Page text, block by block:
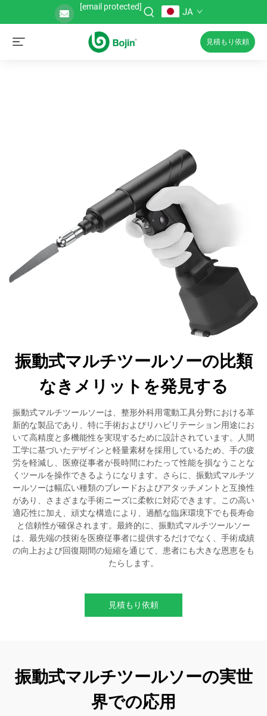
[email protected] JA
見積もり依頼
振動式マルチツールソーの比類
なきメリットを発見する
振動式マルチツールソーは、整形外科用電動工具分野における革
新的な製品であり、特に手術およびリハビリテーション用途にお
いて高精度と多機能性を実現するために設計されています。人間
工学に基づいたデザインと軽量素材を採用しているため、手の疲
労を軽減し、医療従事者が長時間にわたって性能を損なうことな
くツールを操作できるようになります。さらに、振動式マルチツ
ールソーは幅広い種類のブレードおよびアタッチメントと互換性
があり、さまざまな手術ニーズに柔軟に対応できます。この高い
適応性に加え、頑丈な構造により、過酷な臨床環境下でも長寿命
と信頼性が確保されます。最終的に、振動式マルチツールソー
は、最先端の技術を医療従事者に提供するだけでなく、手術成績
の向上および回復期間の短縮を通じて、患者にも大きな恩恵をも
たらします。
見積もり依頼
振動式マルチツールソーの実世
界での応用